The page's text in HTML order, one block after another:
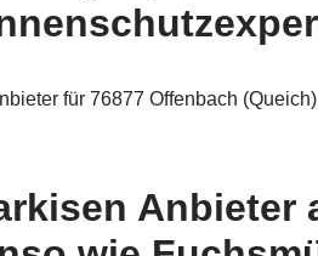
für 76877 Offenbach
Anbieter